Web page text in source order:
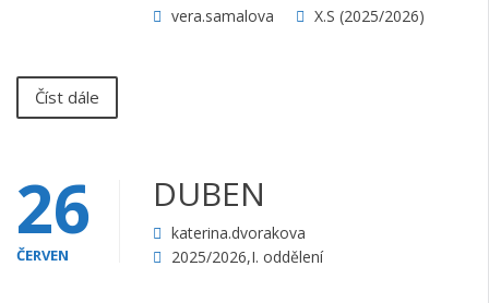
vera.samalova X.S (2025/2026)
Číst dále
26
ČERVEN
DUBEN
katerina.dvorakova
2025/2026,I. oddělení